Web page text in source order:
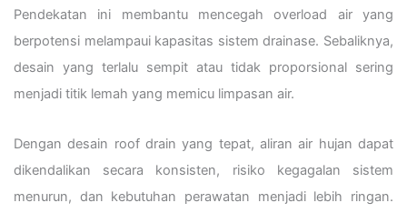
Pendekatan ini membantu mencegah overload air yang
berpotensi melampaui kapasitas sistem drainase. Sebaliknya,
desain yang terlalu sempit atau tidak proporsional sering
menjadi titik lemah yang memicu limpasan air.
Dengan desain roof drain yang tepat, aliran air hujan dapat
dikendalikan secara konsisten, risiko kegagalan sistem
menurun, dan kebutuhan perawatan menjadi lebih ringan.